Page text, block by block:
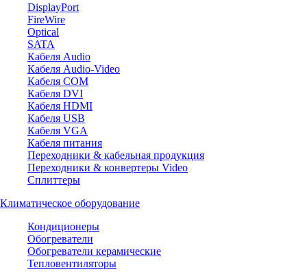
DisplayPort
FireWire
Optical
SATA
Кабеля Audio
Кабеля Audio-Video
Кабеля COM
Кабеля DVI
Кабеля HDMI
Кабеля USB
Кабеля VGA
Кабеля питания
Переходники & кабельная продукция
Переходники & конвертеры Video
Сплиттеры
Климатическое оборудование
Кондиционеры
Обогреватели
Обогреватели керамические
Тепловентиляторы